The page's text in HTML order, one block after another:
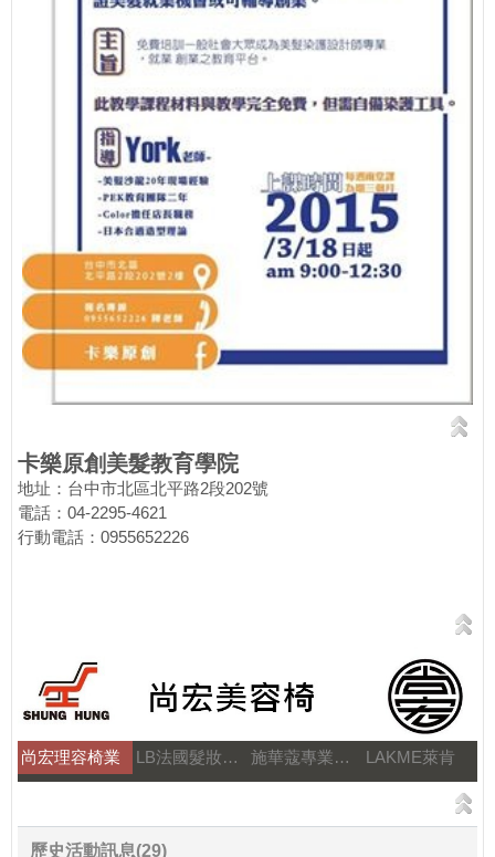
卡樂原創美髮教育學院
地址：台中市北區北平路2段202號
電話：04-2295-4621
行動電話：0955652226
尚宏理容椅業 LB法國髮妝之鑰 施華蔻專業美髮 LAKME萊肯
歷史活動訊息(29)